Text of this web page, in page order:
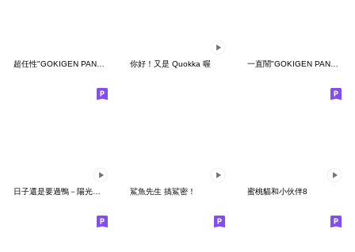
你好！又是 Quokka 喔 一直鬧"GOKIGEN PANDA" 台灣版
鯊魚先生 搞鯊密！ 蜜桃貓和小伙伴8